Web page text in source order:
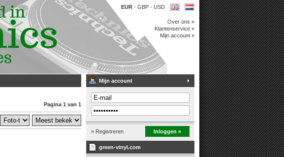
EUR - GBP - USD
Over ons »
Klantenservice »
Mijn account »
Pagina 1 van 1
Mijn account
» Registreren Inloggen »
green-vinyl.com